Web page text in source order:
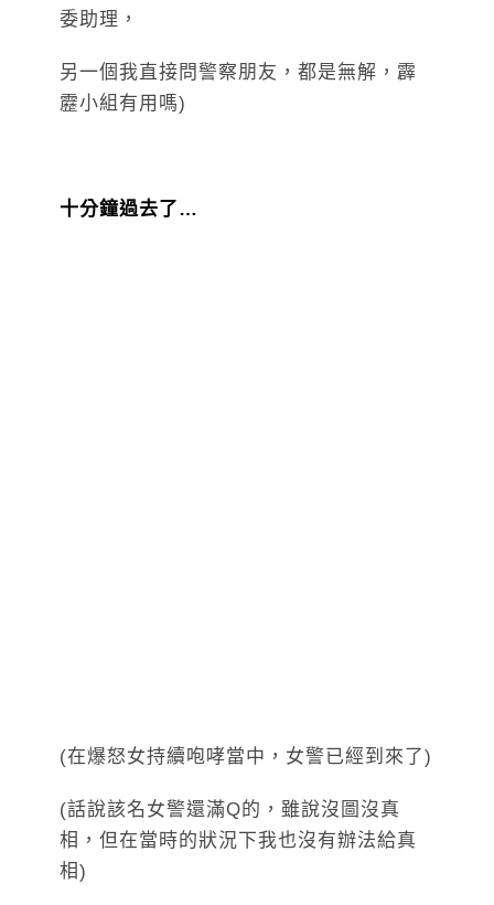
委助理，
另一個我直接問警察朋友，都是無解，霹
靂小組有用嗎)
十分鐘過去了…
(在爆怒女持續咆哮當中，女警已經到來了)
(話說該名女警還滿Q的，雖說沒圖沒真
相，但在當時的狀況下我也沒有辦法給真
相)